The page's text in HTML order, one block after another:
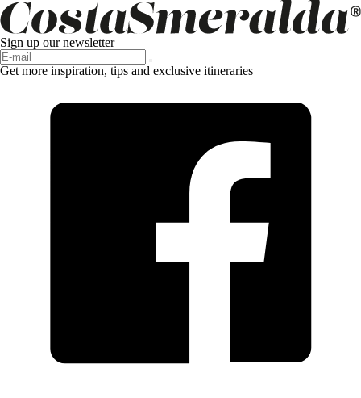
Sign up our newsletter
Get more inspiration, tips and exclusive itineraries